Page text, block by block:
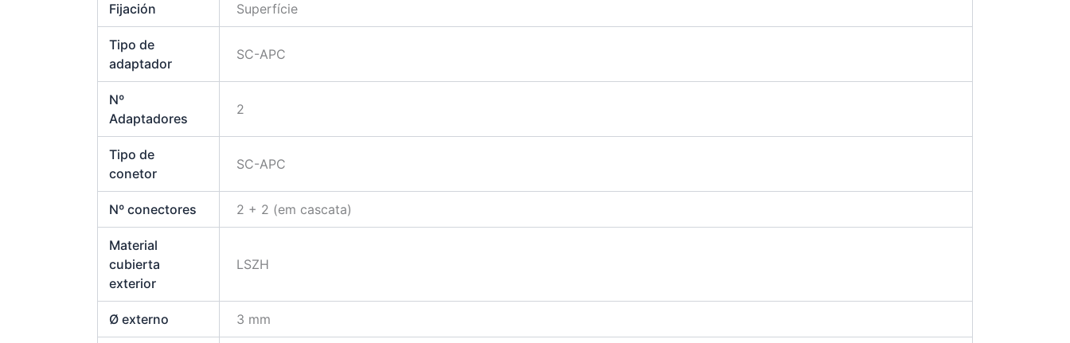
Fijación Superfície
Tipo de
adaptador
SC-APC
Nº
Adaptadores
2
Tipo de
conetor
SC-APC
Nº conectores 2 + 2 (em cascata)
Material
cubierta
exterior
LSZH
Ø externo 3 mm